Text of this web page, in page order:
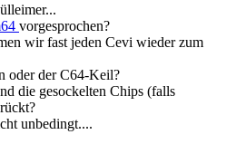
vorgesprochen?
wir fast jeden Cevi wieder zum
oder der C64-Keil?
die gesockelten Chips (falls
unbedingt....